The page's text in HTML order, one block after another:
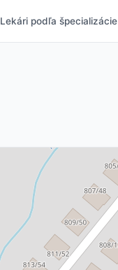
Lekári podľa špecializácie